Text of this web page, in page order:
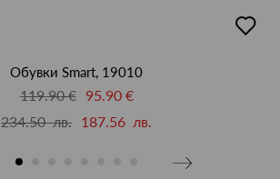
в
Обувки Smart, 19010
119.90 €
95.90 €
234.50 лв. 187.56 лв.